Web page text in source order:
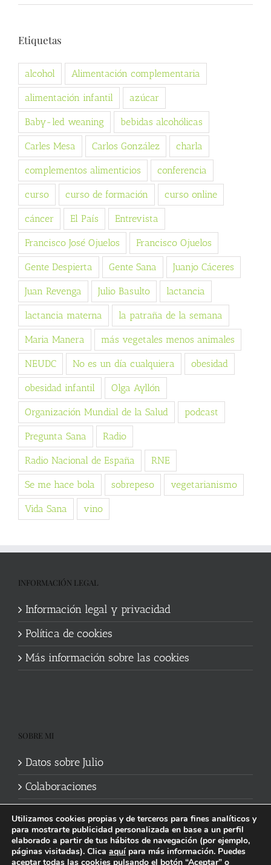
Etiquetas
alcohol Alimentación complementaria
alimentación infantil azúcar
Baby-led weaning bebidas alcohólicas
Carles Mesa Carlos González charla
complementos alimenticios conferencia
curso curso de formación curso online
cáncer El País Entrevista
Francisco José Ojuelos Francisco Ojuelos
Gente Despierta Gente Sana Juanjo Cáceres
Juan Revenga Julio Basulto lactancia
lactancia materna la patraña de la semana
Maria Manera más vegetales menos animales
NEUDC No es un día cualquiera obesidad
obesidad infantil Olga Ayllón
Organización Mundial de la Salud podcast
Pregunta Sana Radio
Radio Nacional de España RNE
Se me hace bola sobrepeso vegetarianismo
Vida Sana vino
INFORMACIÓN LEGAL
Información legal y privacidad
Política de cookies
Más información sobre las cookies
SOBRE MI
Datos sobre Julio
Colaboraciones
Utilizamos cookies propias y de terceros para fines analíticos y
para mostrarte publicidad personalizada en base a un perfil
elaborado a partir de tus hábitos de navegación (por ejemplo,
páginas visitadas). Clica aquípara más información. Puedes
aceptar todas las cookies pulsando el botón “Aceptar” o